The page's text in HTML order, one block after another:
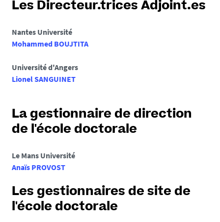
Les Directeur.trices Adjoint.es
Nantes Université
Mohammed BOUJTITA
Université d'Angers
Lionel SANGUINET
La gestionnaire de direction
de l'école doctorale
Le Mans Université
Anaïs PROVOST
Les gestionnaires de site de
l'école doctorale